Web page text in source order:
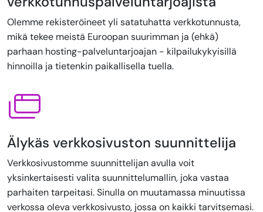
Olemme rekisteröineet yli satatuhatta verkkotunnusta,
mikä tekee meistä Euroopan suurimman ja (ehkä)
parhaan hosting-palveluntarjoajan - kilpailukykyisillä
hinnoilla ja tietenkin paikallisella tuella.
Älykäs verkkosivuston suunnittelija
Verkkosivustomme suunnittelijan avulla voit
yksinkertaisesti valita suunnittelumallin, joka vastaa
parhaiten tarpeitasi. Sinulla on muutamassa minuutissa
verkossa oleva verkkosivusto, jossa on kaikki tarvitsemasi.